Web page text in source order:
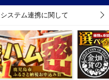
ステム連携に関して